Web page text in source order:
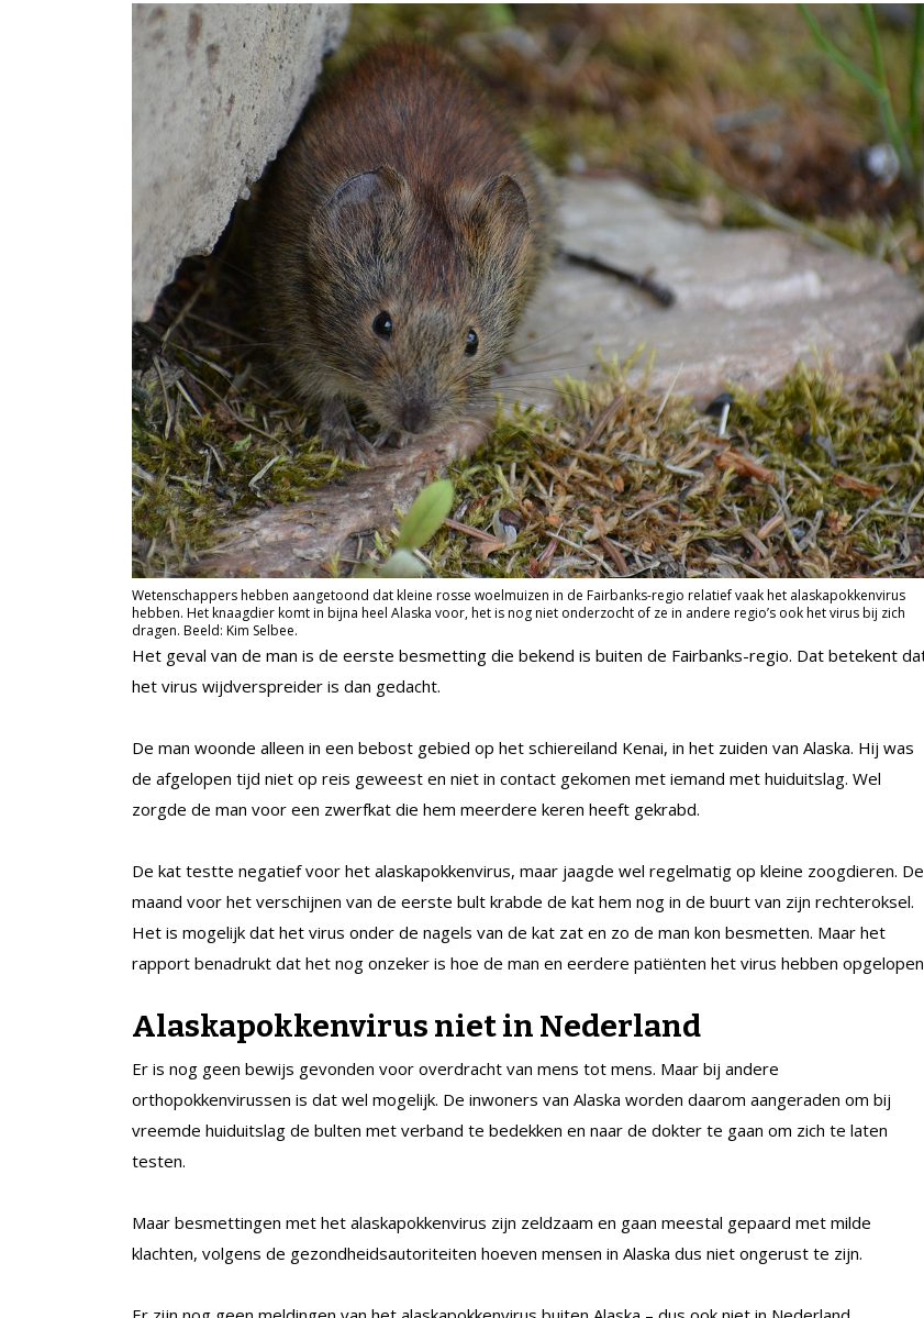
Wetenschappers hebben aangetoond dat kleine rosse woelmuizen in de Fairbanks-regio relatief vaak het alaskapokkenvirus
hebben. Het knaagdier komt in bijna heel Alaska voor, het is nog niet onderzocht of ze in andere regio’s ook het virus bij zich
dragen. Beeld: Kim Selbee.
Het geval van de man is de eerste besmetting die bekend is buiten de Fairbanks-regio. Dat betekent
het virus wijdverspreider is dan gedacht.
De man woonde alleen in een bebost gebied op het schiereiland Kenai, in het zuiden van Alaska. Hij was
de afgelopen tijd niet op reis geweest en niet in contact gekomen met iemand met huiduitslag. Wel
zorgde de man voor een zwerfkat die hem meerdere keren heeft gekrabd.
De kat testte negatief voor het alaskapokkenvirus, maar jaagde wel regelmatig op kleine zoogdieren. De
maand voor het verschijnen van de eerste bult krabde de kat hem nog in de buurt van zijn rechteroksel.
Het is mogelijk dat het virus onder de nagels van de kat zat en zo de man kon besmetten. Maar het
rapport benadrukt dat het nog onzeker is hoe de man en eerdere patiënten het virus hebben
Alaskapokkenvirus niet in Nederland
Er is nog geen bewijs gevonden voor overdracht van mens tot mens. Maar bij andere
orthopokkenvirussen is dat wel mogelijk. De inwoners van Alaska worden daarom aangeraden om bij
vreemde huiduitslag de bulten met verband te bedekken en naar de dokter te gaan om zich te laten
testen.
Maar besmettingen met het alaskapokkenvirus zijn zeldzaam en gaan meestal gepaard met milde
klachten, volgens de gezondheidsautoriteiten hoeven mensen in Alaska dus niet ongerust te zijn.